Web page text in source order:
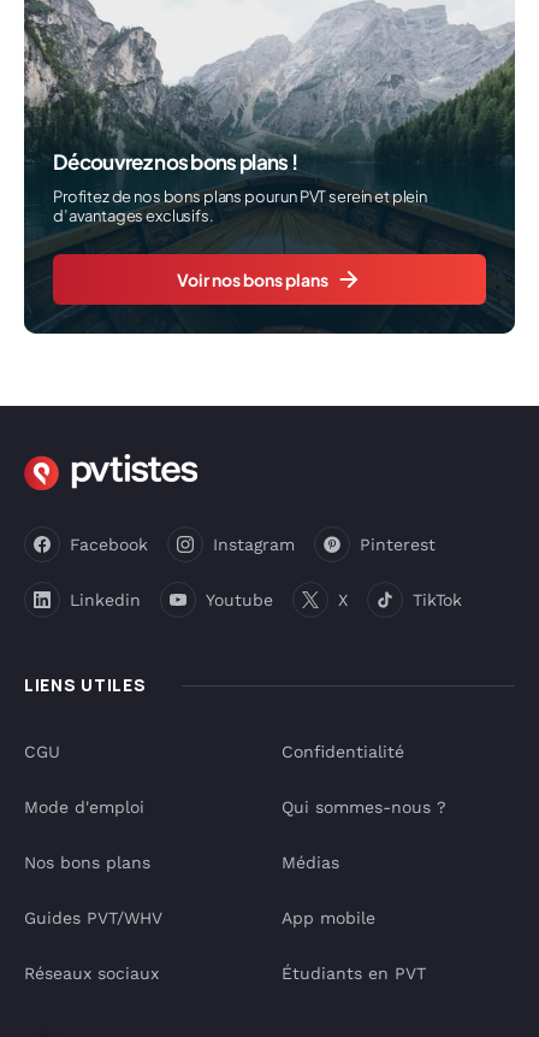
Découvrez nos bons plans !
Profitez de nos bons plans pour un PVT serein et plein
d’avantages exclusifs.
Voir nos bons plans
LIENS UTILES
Facebook Instagram Pinterest
Linkedin Youtube X TikTok
CGU
Mode d'emploi
Nos bons plans
Guides PVT/WHV
Réseaux sociaux
Confidentialité
Qui sommes-nous ?
Médias
App mobile
Étudiants en PVT